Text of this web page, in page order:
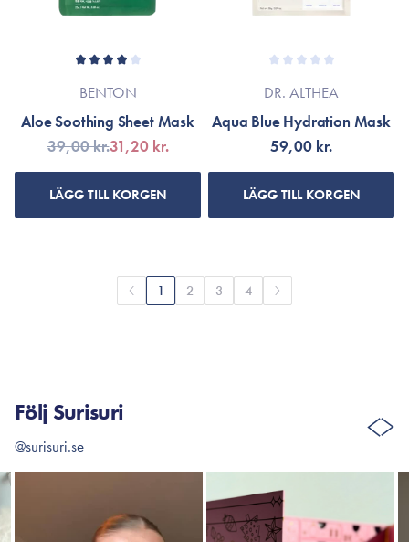
BENTON
Aloe Soothing Sheet Mask
39,00 kr.31,20 kr.
LÄGG TILL KORGEN
DR. ALTHEA
Aqua Blue Hydration Mask
59,00 kr.
LÄGG TILL KORGEN
1 2 3 4
Följ Surisuri
@surisuri.se